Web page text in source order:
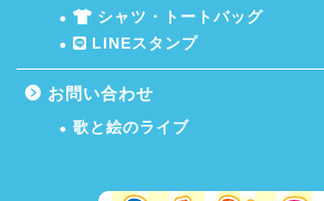
シャツ・トートバッグ
LINEスタンプ
お問い合わせ
歌と絵のライブ